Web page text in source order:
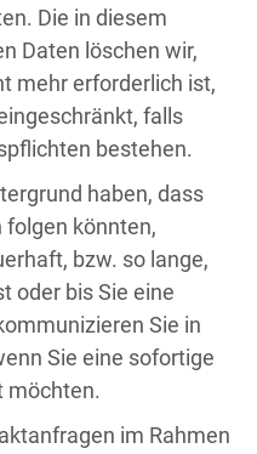
Die in diesem
Daten löschen wir,
mehr erforderlich ist,
falls
bestehen.
haben, dass
könnten,
bzw. so lange,
oder bis Sie eine
Sie in
Sie eine sofortige
möchten.
im Rahmen